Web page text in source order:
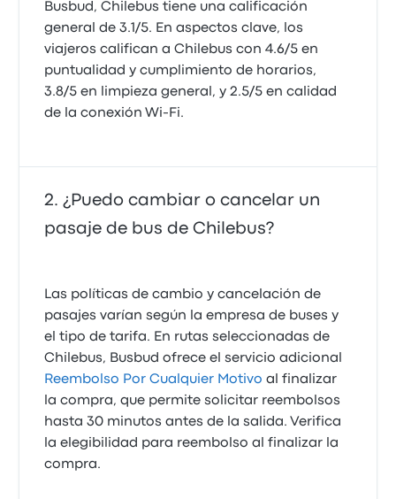
Busbud, Chilebus tiene una calificación
general de 3.1/5. En aspectos clave, los
viajeros califican a Chilebus con 4.6/5 en
puntualidad y cumplimiento de horarios,
3.8/5 en limpieza general, y 2.5/5 en calidad
de la conexión Wi-Fi.
¿Puedo cambiar o cancelar un
pasaje de bus de Chilebus?
Las políticas de cambio y cancelación de
pasajes varían según la empresa de buses y
el tipo de tarifa. En rutas seleccionadas de
Chilebus, Busbud ofrece el servicio adicional
Reembolso Por Cualquier Motivo al finalizar
la compra, que permite solicitar reembolsos
hasta 30 minutos antes de la salida. Verifica
la elegibilidad para reembolso al finalizar la
compra.